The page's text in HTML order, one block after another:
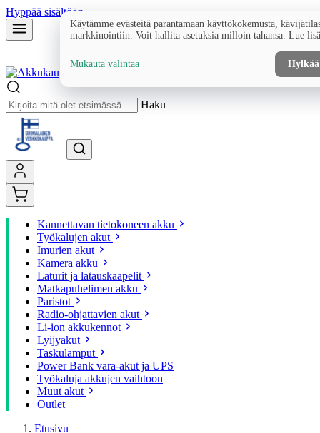
Hyppää sisältöön
Haku
Kannettavan tietokoneen akku
Työkalujen akut
Imurien akut
Kamera akku
Laturit ja latauskaapelit
Matkapuhelimen akku
Paristot
Radio-ohjattavien akut
Li-ion akkukennot
Lyijyakut
Taskulamput
Power Bank vara-akut ja UPS
Työkaluja akkujen vaihtoon
Muut akut
Outlet
Etusivu
Käytämme evästeitä parantamaan käyttökokemusta,
markkinointiin. Voit hallita asetuksia milloin tahansa. Lue
Mukauta valintaa Hylkää